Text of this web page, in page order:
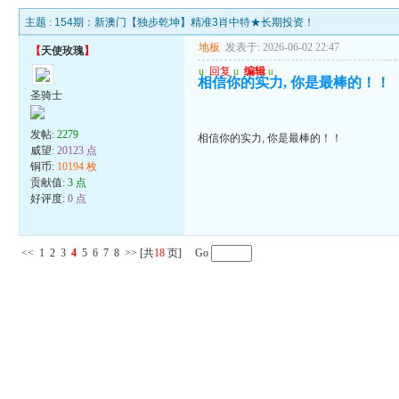
主题 : 154期：新澳门【独步乾坤】精准3肖中特★长期投资！
【天使玫瑰】
圣骑士
发帖:2279
威望:20123 点
铜币: 10194 枚
贡献值:3 点
好评度:0 点
地板 发表于: 2026-06-02 22:47
u 回复 u 编辑 u
相信你的实力, 你是最棒的！！
相信你的实力, 你是最棒的！！
<< 1 2 3 4 5 6 7 8 >> [共18 页] Go